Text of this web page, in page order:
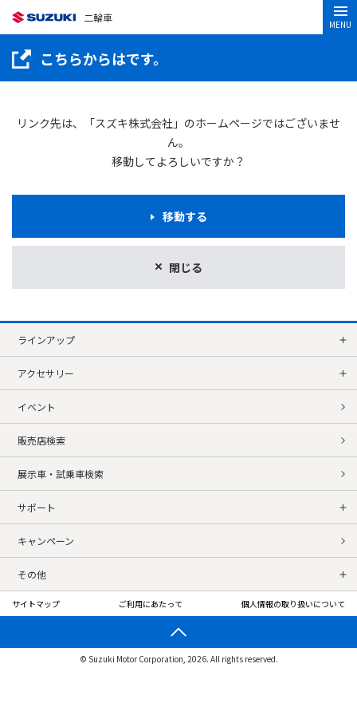
二輪車
MENU
こちらからはです。
リンク先は、「スズキ株式会社」のホームページではございませ
ん。
移動してよろしいですか？
閉じる
移動する
ラインアップ
アクセサリー
イベント
販売店検索
展示車・試乗車検索
サポート
キャンペーン
その他
サイトマップ ご利用にあたって 個人情報の取り扱いについて
© Suzuki Motor Corporation, 2026. All rights reserved.